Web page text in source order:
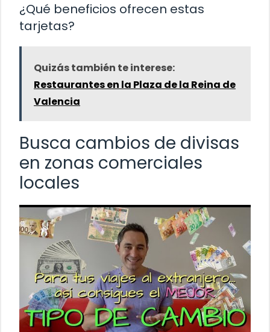
¿Qué beneficios ofrecen estas
tarjetas?
Quizás también te interese:
Restaurantes en la Plaza de la Reina de
Valencia
Busca cambios de divisas
en zonas comerciales
locales